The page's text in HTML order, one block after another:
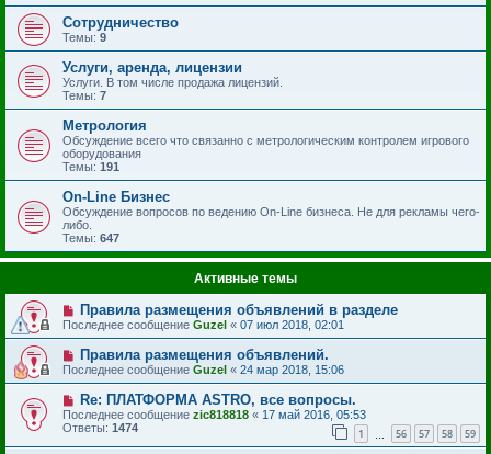
Сотрудничество
Темы: 9
Услуги, аренда, лицензии
Услуги. В том числе продажа лицензий.
Темы: 7
Метрология
Обсуждение всего что связанно с метрологическим контролем игрового
оборудования
Темы: 191
On-Line Бизнес
Обсуждение вопросов по ведению On-Line бизнеса. Не для рекламы чего-
либо.
Темы: 647
Активные темы
Правила размещения объявлений в разделе
Последнее сообщение Guzel « 07 июл 2018, 02:01
Правила размещения объявлений.
Последнее сообщение Guzel « 24 мар 2018, 15:06
Re: ПЛАТФОРМА ASTRO, все вопросы.
Последнее сообщение zic818818 « 17 май 2016, 05:53
Ответы: 1474 1 56 57 58 59